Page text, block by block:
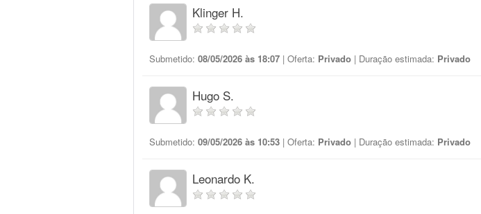
Klinger H.
Submetido: 08/05/2026 às 18:07 | Oferta: Privado | Duração estimada: Privado
Hugo S.
Submetido: 09/05/2026 às 10:53 | Oferta: Privado | Duração estimada: Privado
Leonardo K.